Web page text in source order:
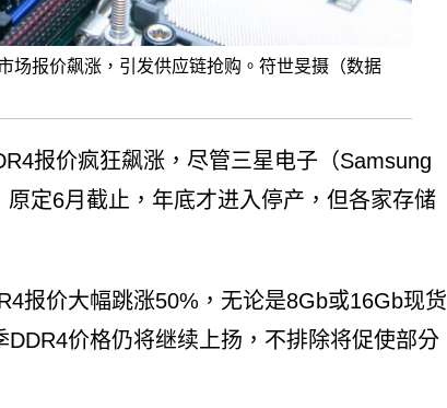
场报价飙涨，引发供应链抢购。符世旻摄（数据
报价疯狂飙涨，尽管三星电子（Samsung
定6月截止，年底才进入停产，但各家存储
报价大幅跳涨50%，无论是8Gb或16Gb现货
价格仍将继续上扬，不排除将促使部分